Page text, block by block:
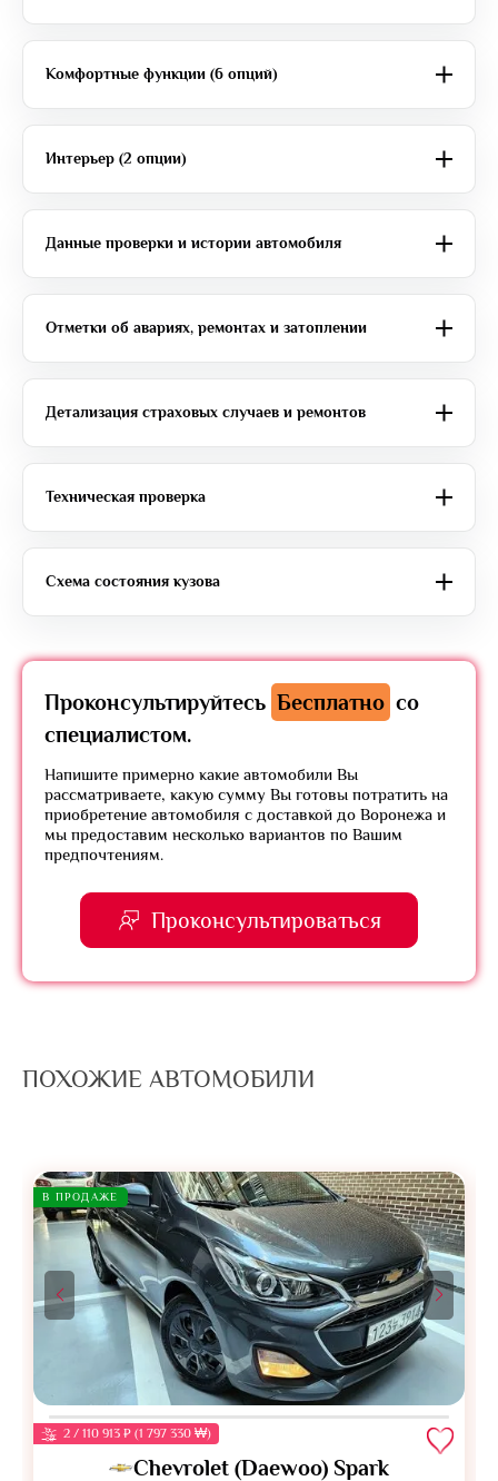
Комфортные функции (6 опций)
Интерьер (2 опции)
Данные проверки и истории автомобиля
Отметки об авариях, ремонтах и затоплении
Детализация страховых случаев и ремонтов
Техническая проверка
Схема состояния кузова
Проконсультируйтесь Бесплатно со
специалистом.
Напишите примерно какие автомобили Вы
рассматриваете, какую сумму Вы готовы потратить на
приобретение автомобиля с доставкой до Воронежа и
мы предоставим несколько вариантов по Вашим
предпочтениям.
Проконсультироваться
ПОХОЖИЕ АВТОМОБИЛИ
В ПРОДАЖЕ
2 / 110 913 ₽ (1 797 330 ₩)
Chevrolet (Daewoo) Spark